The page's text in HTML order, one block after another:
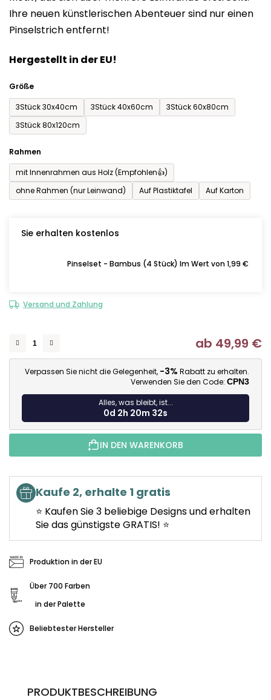
Ihre neuen künstlerischen Abenteuer sind nur einen
Pinselstrich entfernt!
Hergestellt in der EU!
Größe
3Stück 30x40cm
3Stück 40x60cm
3Stück 60x80cm
3Stück 80x120cm
Rahmen
mit Innenrahmen aus Holz (Empfohlen👍)
ohne Rahmen (nur Leinwand)
Auf Plastiktafel Auf Karton
Sie erhalten kostenlos
Pinselset - Bambus (4 Stück) Im Wert von 1,99 €
Versand und Zahlung
ab 49,99 €
Verpassen Sie nicht die Gelegenheit, -3% Rabatt zu erhalten.
Verwenden Sie den Code: CPN3
Alles, was bleibt, ist...
0d 2h 20m 31s
IN DEN WARENKORB
Kaufe 2, erhalte 1 gratis
⭐ Kaufen Sie 3 beliebige Designs und erhalten
Sie das günstigste GRATIS! ⭐
Produktion in der EU
Über 700 Farben
in der Palette
Beliebtester Hersteller
PRODUKTBESCHREIBUNG